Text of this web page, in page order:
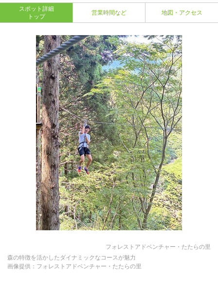
スポット詳細
トップ
営業時間など 地図・アクセス
フォレストアドベンチャー・たたらの里
森の特徴を活かしたダイナミックなコースが魅力
画像提供：フォレストアドベンチャー・たたらの里